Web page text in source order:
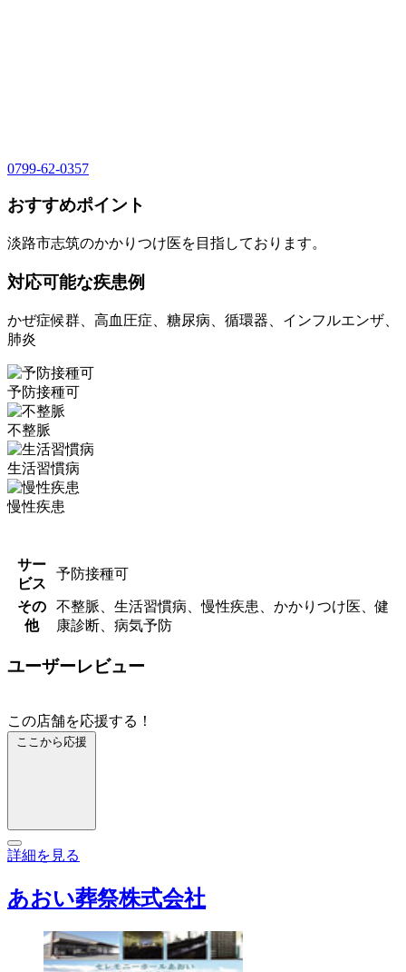
0799-62-0357
おすすめポイント
淡路市志筑のかかりつけ医を目指しております。
対応可能な疾患例
かぜ症候群、高血圧症、糖尿病、循環器、インフルエンザ、
肺炎
予防接種可
不整脈
生活習慣病
慢性疾患
サー
ビス
予防接種可
その
他
不整脈、生活習慣病、慢性疾患、かかりつけ医、健
康診断、病気予防
ユーザーレビュー
この店舗を応援する！
ここから応援
詳細を見る
あおい葬祭株式会社